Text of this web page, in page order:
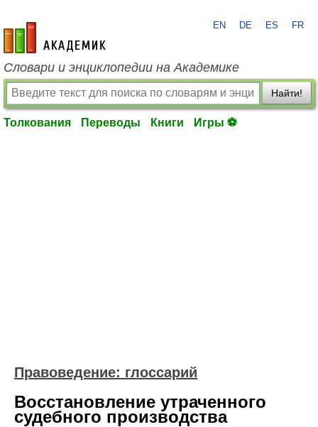
academic.ru
EN DE ES FR
Словари и энциклопедии на Академике
Найти!
Толкования Переводы Книги Игры ⚽
Правоведение: глоссарий
Восстановление утраченного
судебного производства